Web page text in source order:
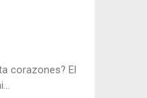
corazones? El